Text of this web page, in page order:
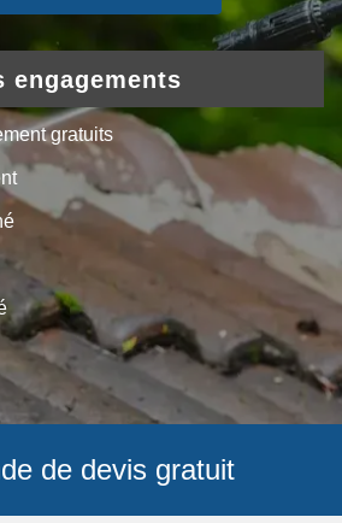
engagements
gratuits
de devis gratuit